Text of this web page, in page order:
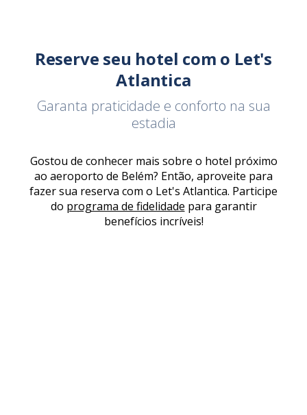
Reserve seu hotel com o Let's
Atlantica
Garanta praticidade e conforto na sua
estadia
Gostou de conhecer mais sobre o hotel próximo
ao aeroporto de Belém? Então, aproveite para
fazer sua reserva com o Let's Atlantica. Participe
do programa de fidelidade para garantir
benefícios incríveis!